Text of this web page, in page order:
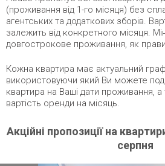
(проживання від 1-го місяця) без
агентських та додаткових зборів.
залежить від конкретного місяця.
довгострокове проживання, як
Кожна квартира має актуальний
використовуючи який Ви можете
квартира на Ваші дати проживання, а
вартість оренди на місяць.
Акційні пропозиції на
серпня